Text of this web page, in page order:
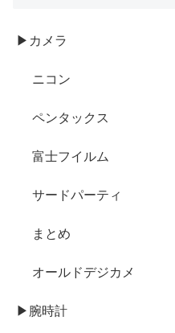
▶カメラ
ニコン
ペンタックス
富士フイルム
サードパーティ
まとめ
オールドデジカメ
▶腕時計